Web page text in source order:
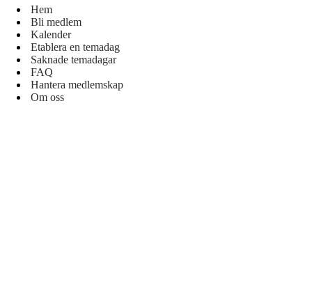
Hem
Bli medlem
Kalender
Etablera en temadag
Saknade temadagar
FAQ
Hantera medlemskap
Om oss